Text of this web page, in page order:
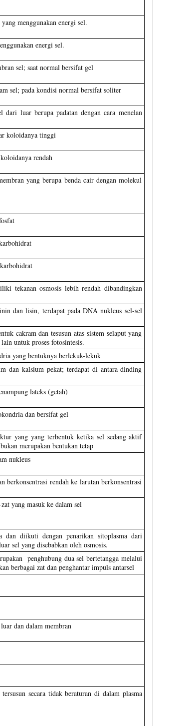
menggunakan energi sel.
energi sel.
sel; saat normal bersifat gel
sel; pada kondisi normal bersifat soliter
dari luar berupa padatan dengan cara menelan
koloidanya tinggi
rendah
yang berupa benda cair dengan molekul
tekanan osmosis lebih rendah dibandingkan
dan lisin, terdapat pada DNA nukleus sel-sel
cakram dan tesusun atas sistem selaput yang
untuk proses fotosintesis.
yang bentuknya berlekuk-lekuk
dan kalsium pekat; terdapat di antara dinding
lateks (getah)
dan bersifat gel
yang yang terbentuk ketika sel sedang aktif
merupakan bentukan tetap
nukleus
berkonsentrasi rendah ke larutan berkonsentrasi
yang masuk ke dalam sel
dan diikuti dengan penarikan sitoplasma dari
sel yang disebabkan oleh osmosis.
penghubung dua sel bertetangga melalui
berbagai zat dan penghantar impuls antarsel
dan dalam membran
secara tidak beraturan di dalam plasma